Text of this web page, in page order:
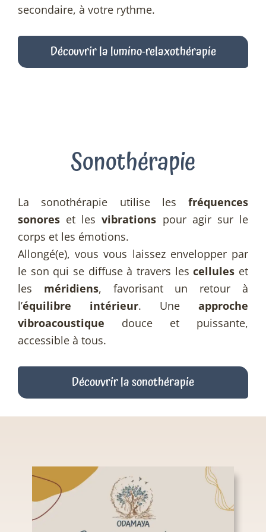
secondaire, à votre rythme.
Découvrir la lumino-relaxothérapie
Sonothérapie
La sonothérapie utilise les fréquences
sonores et lesvibrations pour agir sur le
corps et les émotions.
Allongé(e), vous vous laissez envelopper par
le son qui se diffuse à travers lescellules et
les méridiens, favorisant un retour à
l’équilibre intérieur. Une approche
vibroacoustique douce et puissante,
accessible à tous.
Découvrir la sonothérapie